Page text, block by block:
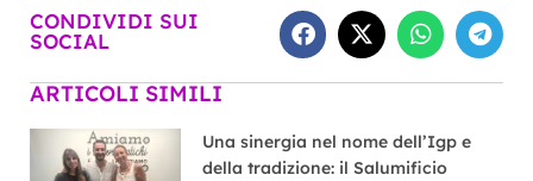
CONDIVIDI SUI
SOCIAL
ARTICOLI SIMILI
Una sinergia nel nome dell’Igp e
della tradizione: il Salumificio